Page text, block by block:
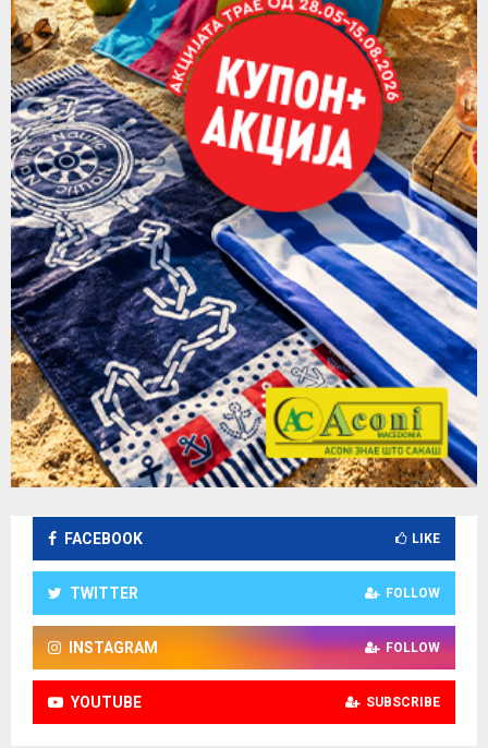
FACEBOOK LIKE
TWITTER FOLLOW
INSTAGRAM FOLLOW
YOUTUBE SUBSCRIBE